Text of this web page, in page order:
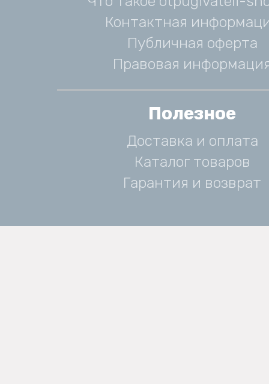
Контактная
Публичная оферта
Правовая
Полезное
Доставка и оплата
Каталог товаров
Гарантия и возврат